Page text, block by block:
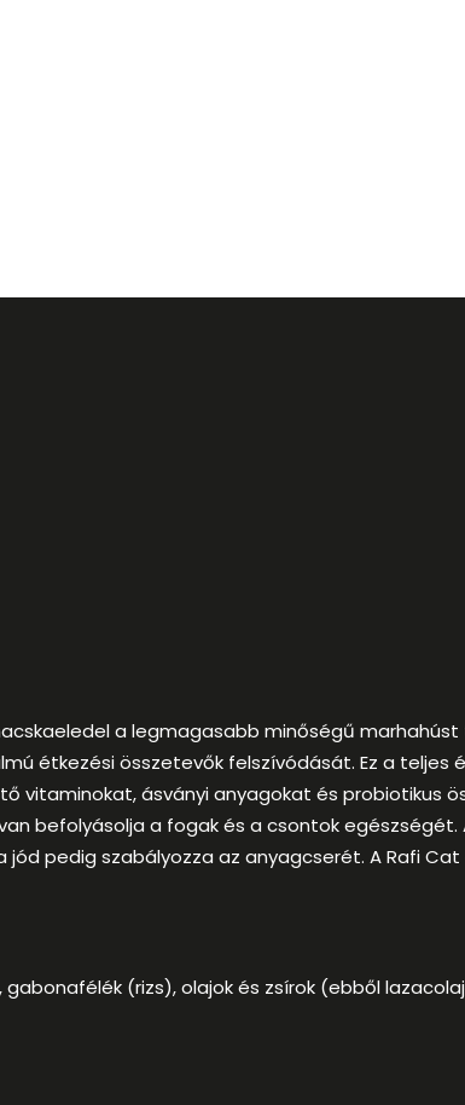
a legmagasabb minőségű
étkezési összetevők felszívódását. Ez a teljes
vitaminokat, ásványi anyagokat és probiotikus
befolyásolja a fogak és a csontok egészségét.
pedig szabályozza az anyagcserét. A Rafi
(rizs), olajok és zsírok (ebből